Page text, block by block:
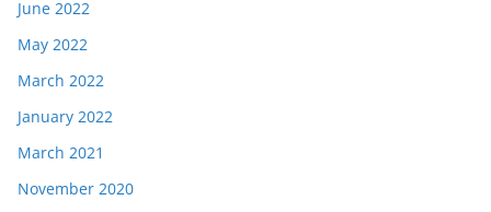
June 2022
May 2022
March 2022
January 2022
March 2021
November 2020